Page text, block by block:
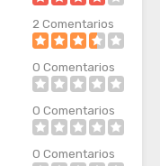
2 Comentarios
0 Comentarios
0 Comentarios
0 Comentarios